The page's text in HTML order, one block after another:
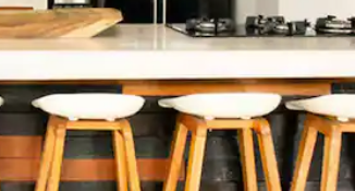
as seta para cima e para baixo do teclado ou